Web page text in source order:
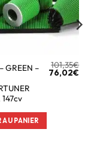
GREEN –
147cv
101,35€
76,02€
PANIER